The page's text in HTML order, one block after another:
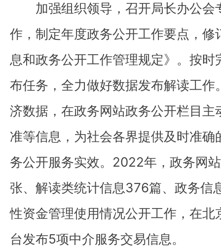
加强组织领导，召开局长办公
作，制定年度政务公开工作要点，
息和政务公开工作管理规定》。按
布任务，全力做好数据发布解读工
济数据，在政务网站政务公开栏目
准等信息，为社会各界提供及时准
务公开服务实效。2022年，政务网
张、解读类统计信息376篇、政务信
性资金管理使用情况公开工作，在
台发布5项中介服务交易信息。